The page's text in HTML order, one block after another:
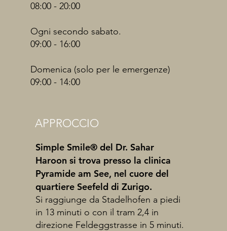
08:00 - 20:00
Ogni secondo sabato.
09:00 - 16:00
Domenica (solo per le emergenze)
09:00 - 14:00
APPROCCIO
Simple Smile® del Dr. Sahar
Haroon si trova presso la clinica
Pyramide am See, nel cuore del
quartiere Seefeld di Zurigo.
Si raggiunge da Stadelhofen a piedi
in 13 minuti o con il tram 2,4 in
direzione Feldeggstrasse in 5 minuti.